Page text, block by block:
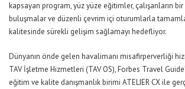
kapsayan program, yüz yüze eğitimler, çalışanların
buluşmalar ve düzenli çevrim içi oturumlarla
kalitesinde sürekli gelişim sağlamayı hedefliyor.
Dünyanın önde gelen havalimanı misafirperverliği
TAVİşletme Hizmetleri (TAV OS), Forbes Travel
eğitim ve kalite danışmanlıkbirimi ATELIER CX ile